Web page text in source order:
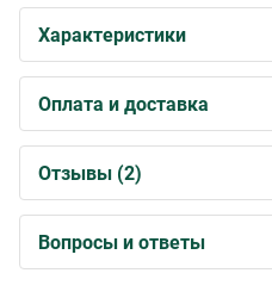
Характеристики
Оплата и доставка
Отзывы (2)
Вопросы и ответы